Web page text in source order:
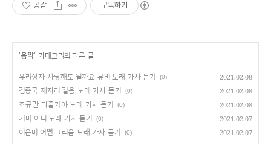
공감 구독하기
'음악' 카테고리의 다른 글
유리상자 사랑해도 될까요 뮤비 노래 가사 듣기 (0) 2021.02.08
김종국 제자리 걸음 노래 가사 듣기 (0) 2021.02.08
조규만 다줄거야 노래 가사 듣기 (0) 2021.02.08
거미 아니 노래 가사 듣기 (0) 2021.02.07
이은미 어떤 그리움 노래 가사 듣기 (0) 2021.02.07